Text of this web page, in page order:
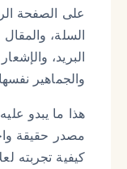
على الصفحة
السلة، والمقال
البريد،
والجماهير
هذا ما يبدو
مصدر حقيقة
كيفية تجربته